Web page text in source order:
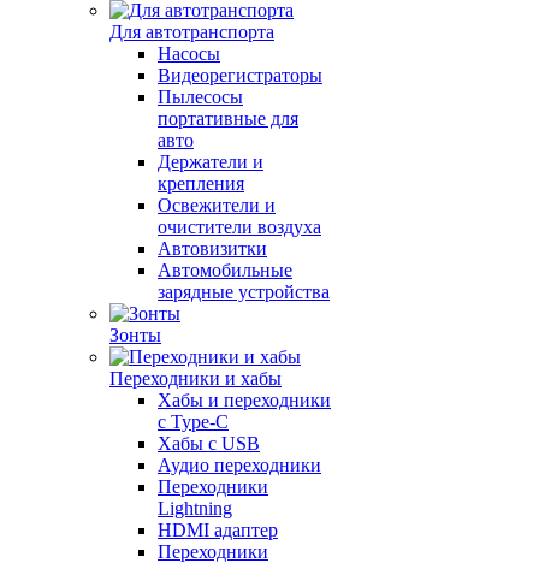
Для автотранспорта
Насосы
Видеорегистраторы
Пылесосы
портативные для
авто
Держатели и
крепления
Освежители и
очистители воздуха
Автовизитки
Автомобильные
зарядные устройства
Зонты
Переходники и хабы
Хабы и переходники
с Type-C
Хабы с USB
Аудио переходники
Переходники
Lightning
HDMI адаптер
Переходники